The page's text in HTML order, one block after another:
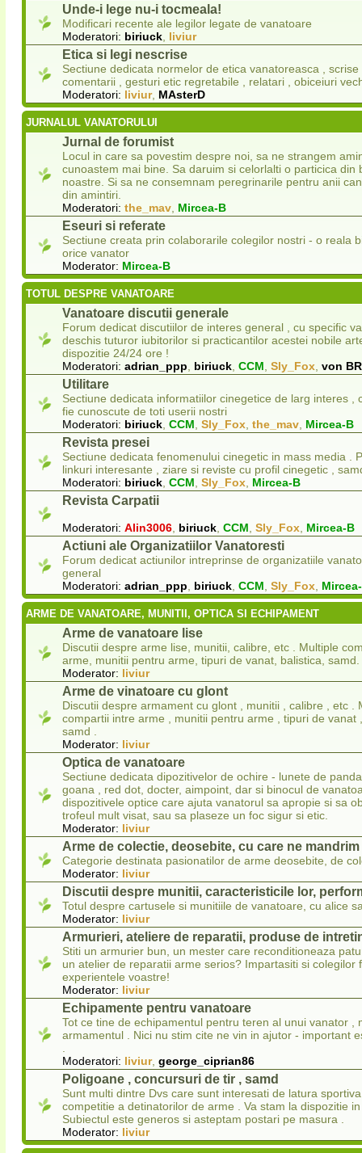
Unde-i lege nu-i tocmeala!
Modificari recente ale legilor legate de vanatoare
Moderatori: biriuck, liviur
Etica si legi nescrise
Sectiune dedicata normelor de etica vanatoreasca ,
comentarii , gesturi etic regretabile , relatari , obiceiuri
Moderatori: liviur, MAsterD
JURNALUL VANATORULUI
Jurnal de forumist
Locul in care sa povestim despre noi, sa ne strangem
cunoastem mai bine. Sa daruim si celorlalti o particica din
noastre. Si sa ne consemnam peregrinarile pentru anii
din amintiri.
Moderatori: the_mav, Mircea-B
Eseuri si referate
Sectiune creata prin colaborarile colegilor nostri - o reala
orice vanator
Moderator: Mircea-B
TOTUL DESPRE VANATOARE
Vanatoare discutii generale
Forum dedicat discutiilor de interes general , cu specific
deschis tuturor iubitorilor si practicantilor acestei nobile
dispozitie 24/24 ore !
Moderatori: adrian_ppp, biriuck, CCM, Sly_Fox, von
Utilitare
Sectiune dedicata informatiilor cinegetice de larg interes ,
fie cunoscute de toti userii nostri
Moderatori: biriuck, CCM, Sly_Fox, the_mav, Mircea-B
Revista presei
Sectiune dedicata fenomenului cinegetic in mass media .
linkuri interesante , ziare si reviste cu profil cinegetic ,
Moderatori: biriuck, CCM, Sly_Fox, Mircea-B
Revista Carpatii
Moderatori: Alin3006, biriuck, CCM, Sly_Fox, Mircea-B
Actiuni ale Organizatiilor Vanatoresti
Forum dedicat actiunilor intreprinse de organizatiile
general
Moderatori: adrian_ppp, biriuck, CCM, Sly_Fox,
ARME DE VANATOARE, MUNITII, OPTICA SI ECHIPAMENT
Arme de vanatoare lise
Discutii despre arme lise, munitii, calibre, etc . Multiple
arme, munitii pentru arme, tipuri de vanat, balistica, samd.
Moderator: liviur
Arme de vinatoare cu glont
Discutii despre armament cu glont , munitii , calibre , etc .
compartii intre arme , munitii pentru arme , tipuri de vanat
samd .
Moderator: liviur
Optica de vanatoare
Sectiune dedicata dipozitivelor de ochire - lunete de
goana , red dot, docter, aimpoint, dar si binocul de
dispozitivele optice care ajuta vanatorul sa apropie si sa
trofeul mult visat, sau sa plaseze un foc sigur si etic.
Moderator: liviur
Arme de colectie, deosebite, cu care ne mandrim
Categorie destinata pasionatilor de arme deosebite, de
Moderator: liviur
Discutii despre munitii, caracteristicile lor,
Totul despre cartusele si munitiile de vanatoare, cu alice
Moderator: liviur
Armurieri, ateliere de reparatii, produse de
Stiti un armurier bun, un mester care reconditioneaza
un atelier de reparatii arme serios? Impartasiti si colegilor
experientele voastre!
Moderator: liviur
Echipamente pentru vanatoare
Tot ce tine de echipamentul pentru teren al unui vanator ,
armamentul . Nici nu stim cite ne vin in ajutor - important
.
Moderatori: liviur, george_ciprian86
Poligoane , concursuri de tir , samd
Sunt multi dintre Dvs care sunt interesati de latura
competitie a detinatorilor de arme . Va stam la dispozitie
Subiectul este generos si asteptam postari pe masura .
Moderator: liviur